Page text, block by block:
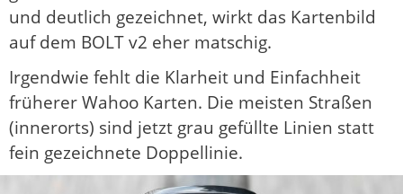
und deutlich gezeichnet, wirkt das Kartenbild
auf dem BOLT v2 eher matschig.
Irgendwie fehlt die Klarheit und Einfachheit
früherer Wahoo Karten. Die meisten Straßen
(innerorts) sind jetzt grau gefüllte Linien statt
fein gezeichnete Doppellinie.